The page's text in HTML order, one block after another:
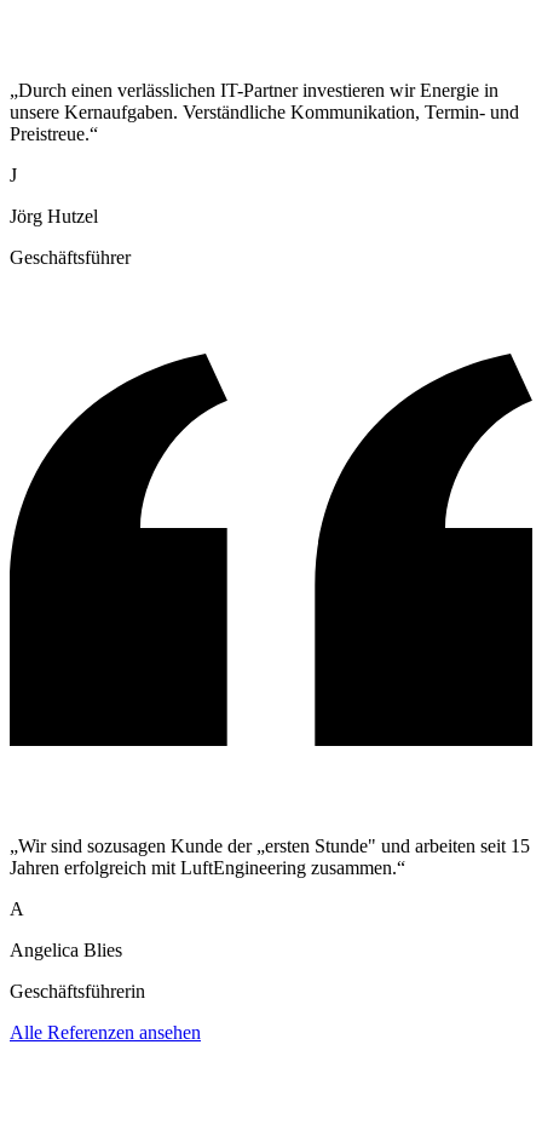
„Durch einen verlässlichen IT-Partner investieren wir Energie in
unsere Kernaufgaben. Verständliche Kommunikation, Termin- und
Preistreue.“
J
Jörg Hutzel
Geschäftsführer
„Wir sind sozusagen Kunde der „ersten Stunde" und arbeiten seit 15
Jahren erfolgreich mit LuftEngineering zusammen.“
A
Angelica Blies
Geschäftsführerin
Alle Referenzen ansehen